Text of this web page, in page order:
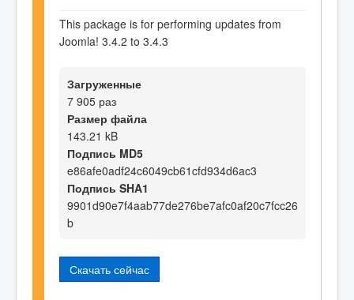
This package is for performing updates from
Joomla! 3.4.2 to 3.4.3
Загруженные
7 905 раз
Размер файла
143.21 kB
Подпись MD5
e86afe0adf24c6049cb61cfd934d6ac3
Подпись SHA1
9901d90e7f4aab77de276be7afc0af20c7fcc26
b
Скачать сейчас